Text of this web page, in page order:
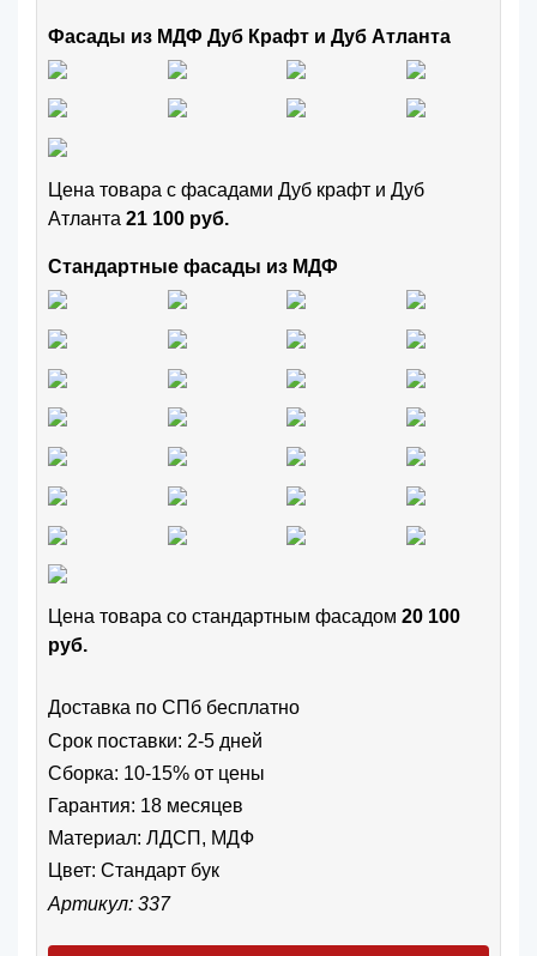
Фасады из МДФ Дуб Крафт и Дуб Атланта
Цена товара с фасадами Дуб крафт и Дуб
Атланта 21 100 руб.
Стандартные фасады из МДФ
Цена товара cо стандартным фасадом 20 100
руб.
Доставка по СПб бесплатно
Срок поставки: 2-5 дней
Сборка: 10-15% от цены
Гарантия: 18 месяцев
Материал: ЛДСП, МДФ
Цвет: Стандарт бук
Артикул: 337